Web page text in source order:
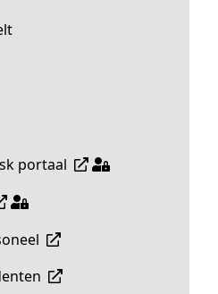
portaal